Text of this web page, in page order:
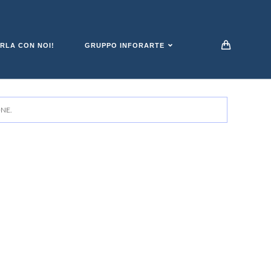
CON NOI! GRUPPO INFORARTE